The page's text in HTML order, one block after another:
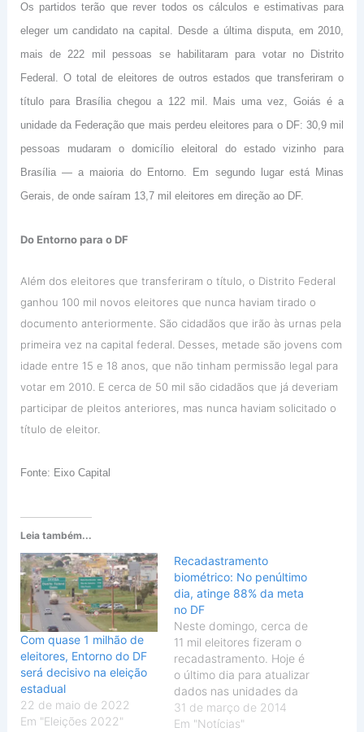
Os partidos terão que rever todos os cálculos e estimativas para
eleger um candidato na capital. Desde a última disputa, em 2010,
mais de 222 mil pessoas se habilitaram para votar no Distrito
Federal. O total de eleitores de outros estados que transferiram o
título para Brasília chegou a 122 mil. Mais uma vez, Goiás é a
unidade da Federação que mais perdeu eleitores para o DF: 30,9 mil
pessoas mudaram o domicílio eleitoral do estado vizinho para
Brasília — a maioria do Entorno. Em segundo lugar está Minas
Gerais, de onde saíram 13,7 mil eleitores em direção ao DF.
Do Entorno para o DF
Além dos eleitores que transferiram o título, o Distrito Federal
ganhou 100 mil novos eleitores que nunca haviam tirado o
documento anteriormente. São cidadãos que irão às urnas pela
primeira vez na capital federal. Desses, metade são jovens com
idade entre 15 e 18 anos, que não tinham permissão legal para
votar em 2010. E cerca de 50 mil são cidadãos que já deveriam
participar de pleitos anteriores, mas nunca haviam solicitado o
título de eleitor.
Fonte: Eixo Capital
Leia também...
Com quase 1 milhão de
eleitores, Entorno do DF
será decisivo na eleição
estadual
22 de maio de 2022
Em "Eleições 2022"
Recadastramento
biométrico: No penúltimo
dia, atinge 88% da meta
no DF
Neste domingo, cerca de
11 mil eleitores fizeram o
recadastramento. Hoje é
o último dia para atualizar
dados nas unidades da
Justiça Eleitoral
(Foto:
31 de março de 2014
Em "Notícias"